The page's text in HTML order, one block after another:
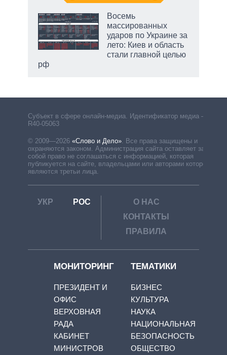
Восемь
массированных
ударов по Украине за
лето: Киев и область
стали главной целью
рф
Субъект в сфере онлайн-медиа. Идентификатор медиа –
R40-05063
© 2009—2026 «Слово и Дело». Все права защищены и
охраняются законом. Администрация сайта оставляет за
собой право не соглашаться с информацией, которая
публикуется на сайте, владельцами или авторами которой
являются третьи лица.
УКР РОС
О НАС
КОНТАКТЫ
ПРАВИЛА
МОНИТОРИНГ
ПРЕЗИДЕНТ И
ОФИС
ВЕРХОВНАЯ
РАДА
КАБИНЕТ
МИНИСТРОВ
ТЕМАТИКИ
БИЗНЕС
КУЛЬТУРА
НАУКА
НАЦИОНАЛЬНАЯ
БЕЗОПАСНОСТЬ
ОБЩЕСТВО